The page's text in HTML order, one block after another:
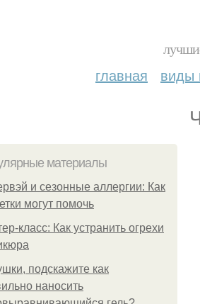
главная виды
материалы
и сезонные аллергии: Как
могут помочь
класс: Как устранить огрехи
подскажите как
наносить